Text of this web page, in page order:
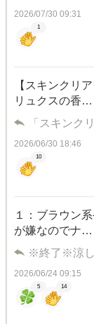
2026/07/30 09:31
1
【スキンクリ
リュクスの香…
「スキンク
2026/06/30 18:46
10
１：ブラウン
が嫌なのでナ…
※終了※涼
2026/06/24 09:15
5 14